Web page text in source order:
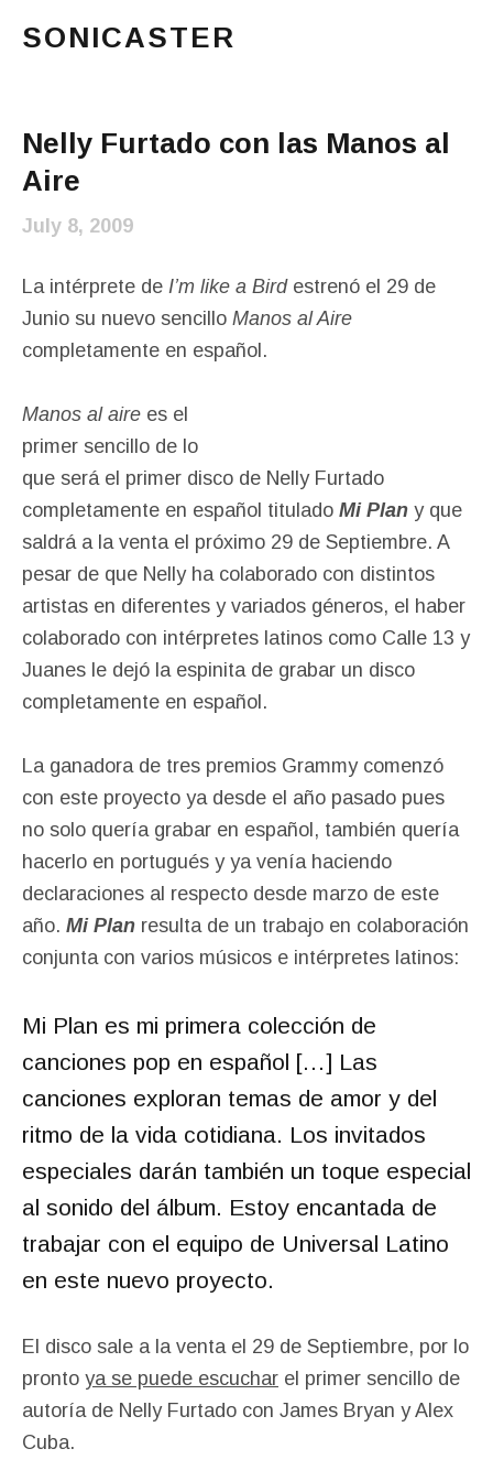
SONICASTER
Nelly Furtado con las Manos al
Aire
July 8, 2009
La intérprete de I’m like a Birdestrenó el 29 de
Junio su nuevo sencillo Manos al Aire
completamente en español.
Manos al aire es el
primer sencillo de lo
que será el primer disco de Nelly Furtado
completamente en español titulado Mi Plan y que
saldrá a la venta el próximo 29 de Septiembre. A
pesar de que Nelly ha colaborado con distintos
artistas en diferentes y variados géneros, el haber
colaborado con intérpretes latinos como Calle 13 y
Juanes le dejó la espinita de grabar un disco
completamente en español.
La ganadora de tres premios Grammy comenzó
con este proyecto ya desde el año pasado pues
no solo quería grabar en español, también quería
hacerlo en portugués y ya venía haciendo
declaraciones al respecto desde marzo de este
año. Mi Plan resulta de un trabajo en colaboración
conjunta con varios músicos e intérpretes latinos:
Mi Plan es mi primera colección de
canciones pop en español […] Las
canciones exploran temas de amor y del
ritmo de la vida cotidiana. Los invitados
especiales darán también un toque especial
al sonido del álbum. Estoy encantada de
trabajar con el equipo de Universal Latino
en este nuevo proyecto.
El disco sale a la venta el 29 de Septiembre, por lo
pronto ya se puede escuchar el primer sencillo de
autoría de Nelly Furtado con James Bryan y Alex
Cuba.